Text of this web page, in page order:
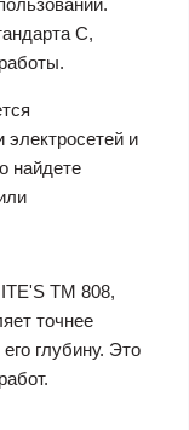
С,
и
найдете
TM 808,
точнее
глубину. Это